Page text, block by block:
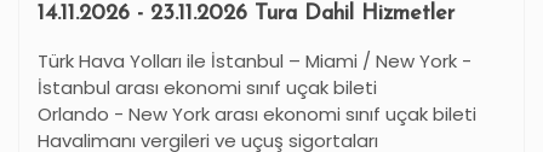
14.11.2026 - 23.11.2026 Tura Dahil Hizmetler
Türk Hava Yolları ile İstanbul – Miami / New York -
İstanbul arası ekonomi sınıf uçak bileti
Orlando - New York arası ekonomi sınıf uçak bileti
Havalimanı vergileri ve uçuş sigortaları